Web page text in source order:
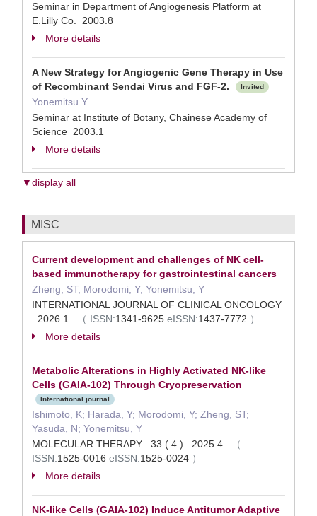
Seminar in Department of Angiogenesis Platform at
E.Lilly Co. 2003.8
More details
A New Strategy for Angiogenic Gene Therapy in Use
of Recombinant Sendai Virus and FGF-2.
Invited
Yonemitsu Y.
Seminar at Institute of Botany, Chainese Academy of
Science 2003.1
More details
▼display all
MISC
Current development and challenges of NK cell-
based immunotherapy for gastrointestinal cancers
Zheng, ST; Morodomi, Y; Yonemitsu, Y
INTERNATIONAL JOURNAL OF CLINICAL ONCOLOGY
2026.1
（ ISSN:1341-9625 eISSN:1437-7772 ）
More details
Metabolic Alterations in Highly Activated NK-like
Cells (GAIA-102) Through Cryopreservation
International journal
Ishimoto, K; Harada, Y; Morodomi, Y; Zheng, ST;
Yasuda, N; Yonemitsu, Y
MOLECULAR THERAPY 33 ( 4 ) 2025.4
（
ISSN:1525-0016 eISSN:1525-0024 ）
More details
NK-like Cells (GAIA-102) Induce Antitumor Adaptive